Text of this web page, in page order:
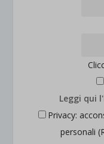
Leggi qui
Privacy:
personali